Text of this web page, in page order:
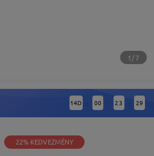
1/7
14D : 00 : 23 : 28
22% KEDVEZMÉNY